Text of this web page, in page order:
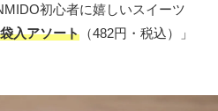
初心者に嬉しいスイーツ
入アソート （482円・税込）」